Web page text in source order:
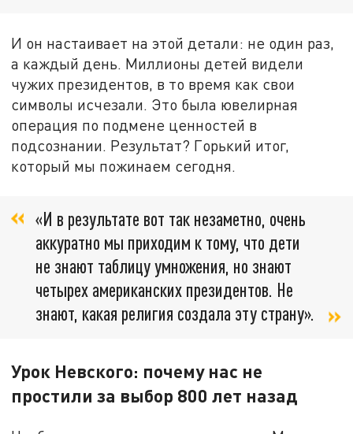
И он настаивает на этой детали: не один раз,
а каждый день. Миллионы детей видели
чужих президентов, в то время как свои
символы исчезали. Это была ювелирная
операция по подмене ценностей в
подсознании. Результат? Горький итог,
который мы пожинаем сегодня.
«И в результате вот так незаметно, очень
аккуратно мы приходим к тому, что дети
не знают таблицу умножения, но знают
четырех американских президентов. Не
знают, какая религия создала эту страну».
Урок Невского: почему нас не
простили за выбор 800 лет назад